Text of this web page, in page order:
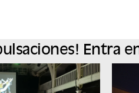
Entra